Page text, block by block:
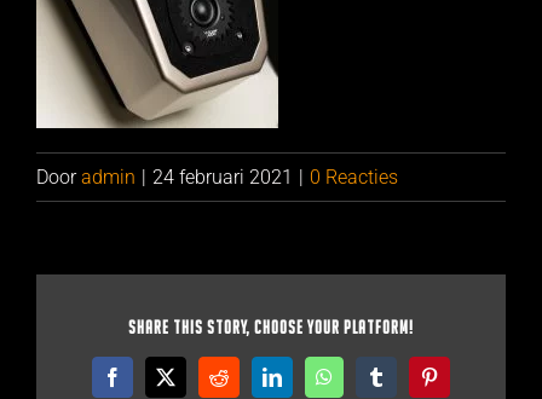
Dooradmin 24 februari 2021 0 Reacties
Share This Story, Choose Your Platform!
Facebook
X RedditLinkedInWhatsAppTumblrPinterest